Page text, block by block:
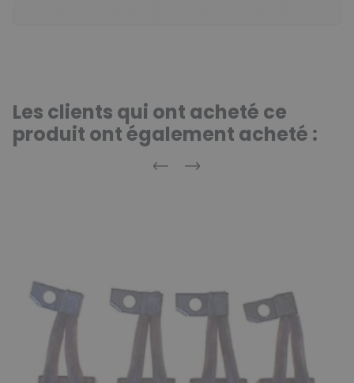
Les clients qui ont acheté ce
produit ont également acheté :
Précédent
Suivant